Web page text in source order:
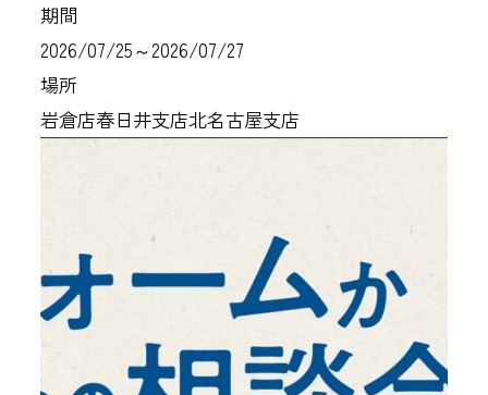
期間
2026/07/25～2026/07/27
場所
岩倉店春日井支店北名古屋支店